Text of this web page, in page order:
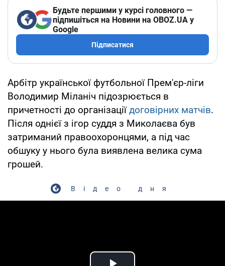
Будьте першими у курсі головного —
підпишіться на Новини на OBOZ.UA у
Google
Підписатися
Арбітр української футбольної Прем'єр-ліги
Володимир Міланіч підозрюється в
причетності до організаціїдоговірних матчів.
Після однієї з ігор суддя з Миколаєва був
затриманий правоохоронцями, а під час
обшуку у нього була виявлена ​​велика сума
грошей.
Відео дня